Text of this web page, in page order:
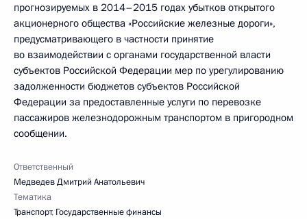
прогнозируемых в 2014–2015 годах убытков открытого
акционерного общества «Российские железные дороги»,
предусматривающего в частности принятие
во взаимодействии с органами государственной власти
субъектов Российской Федерации мер по урегулированию
задолженности бюджетов субъектов Российской
Федерации за предоставленные услуги по перевозке
пассажиров железнодорожным транспортом в пригородном
сообщении.
Ответственный
Медведев Дмитрий Анатольевич
Тематика
Транспорт, Государственные финансы